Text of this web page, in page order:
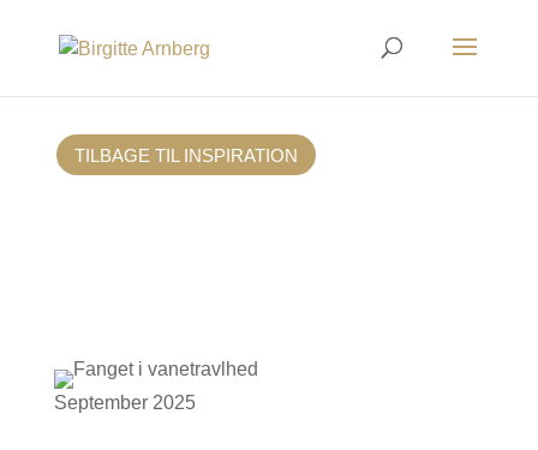
TILBAGE TIL INSPIRATION
September 2025